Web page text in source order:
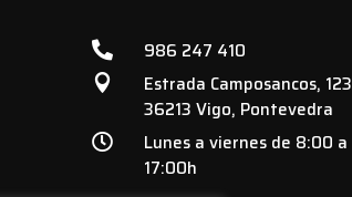
 986 247 410

Estrada Camposancos, 123
36213 Vigo, Pontevedra

Lunes a viernes de 8:00 a
17:00h